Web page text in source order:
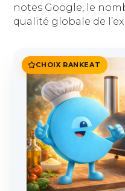
notes Google, le
qualité globale de
CHOIX RANKEAT